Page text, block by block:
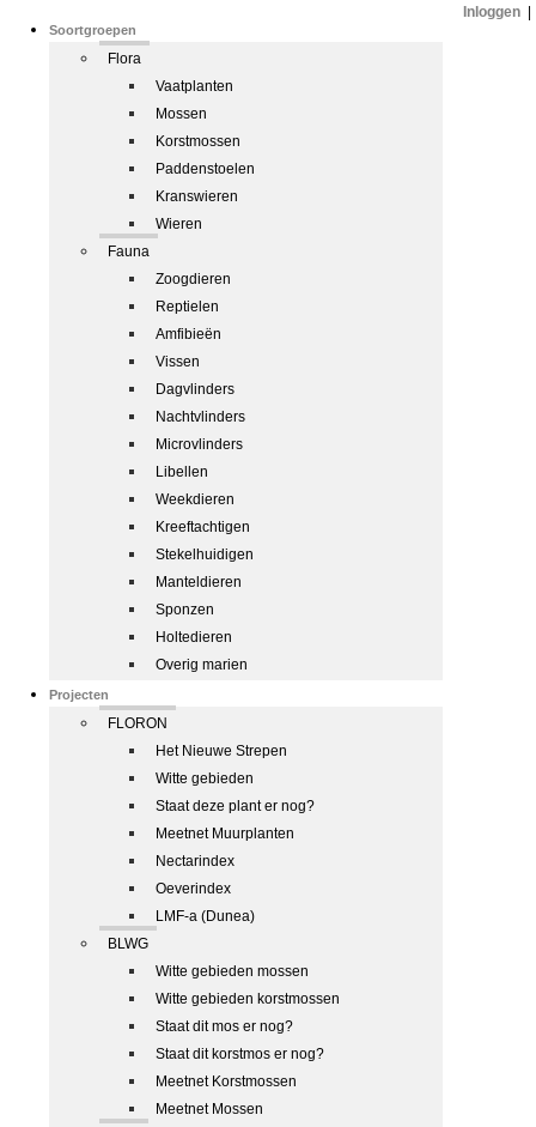
Soortgroepen
Flora
Vaatplanten
Mossen
Korstmossen
Paddenstoelen
Kranswieren
Wieren
Fauna
Zoogdieren
Reptielen
Amfibieën
Vissen
Dagvlinders
Nachtvlinders
Microvlinders
Libellen
Weekdieren
Kreeftachtigen
Stekelhuidigen
Manteldieren
Sponzen
Holtedieren
Overig marien
Projecten
FLORON
Het Nieuwe Strepen
Witte gebieden
Staat deze plant er nog?
Meetnet Muurplanten
Nectarindex
Oeverindex
LMF-a (Dunea)
BLWG
Witte gebieden mossen
Witte gebieden korstmossen
Staat dit mos er nog?
Staat dit korstmos er nog?
Meetnet Korstmossen
Meetnet Mossen
Inloggen